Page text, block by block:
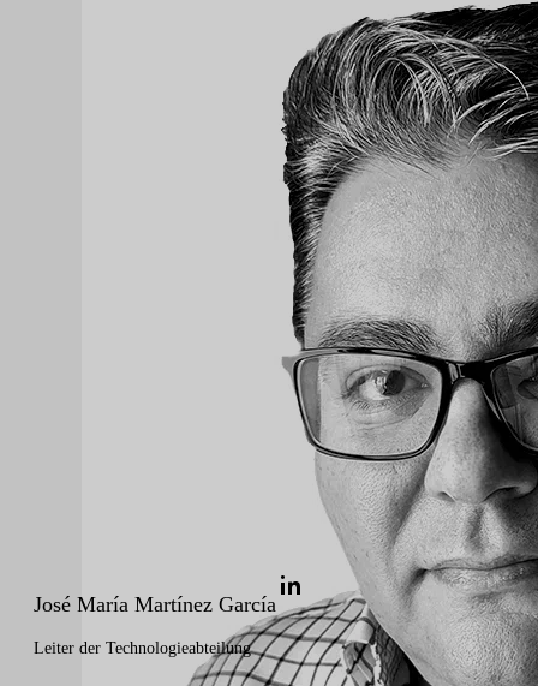
José María Martínez García
Leiter der Technologieabteilung